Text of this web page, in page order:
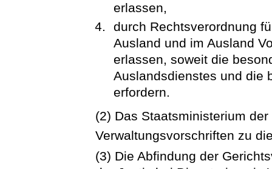
erlassen,
durch Rechtsverordnung
Ausland und im Ausland
erlassen, soweit die
Auslandsdienstes und die
erfordern.
(2) Das Staatsministerium
Verwaltungsvorschriften zu
(3) Die Abfindung der